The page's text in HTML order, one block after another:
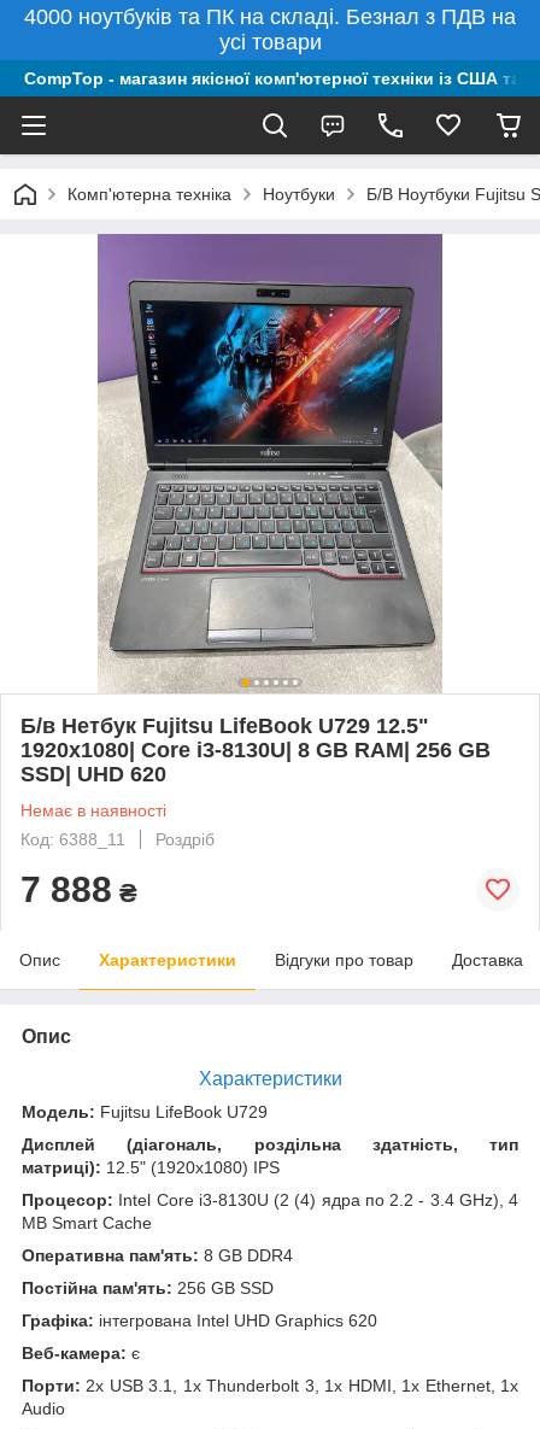
4000 ноутбуків та ПК на складі. Безнал з ПДВ на
усі товари
CompTop - магазин якісної комп'ютерної техніки із США та
Комп'ютерна техніка Ноутбуки Б/В Ноутбуки Fujitsu
Б/в Нетбук Fujitsu LifeBook U729 12.5"
1920x1080| Core і3-8130U| 8 GB RAM| 256 GB
SSD| UHD 620
Немає в наявності
Код: 6388_11
Роздріб
7 888 ₴
Опис Характеристики Відгуки про товар Доставка
Опис
Характеристики
Модель: Fujitsu LifeBook U729
Дисплей (діагональ, роздільна здатність, тип
матриці): 12.5" (1920x1080) IPS
Процесор: Intel Core і3-8130U (2 (4) ядра по 2.2 - 3.4 GHz), 4
MB Smart Cache
Оперативна пам'ять: 8 GB DDR4
Постійна пам'ять: 256 GB SSD
Графіка: інтегрована Intel UHD Graphics 620
Веб-камера: є
Порти: 2x USB 3.1, 1x Thunderbolt 3, 1x HDMI, 1x Ethernet, 1x
Audio